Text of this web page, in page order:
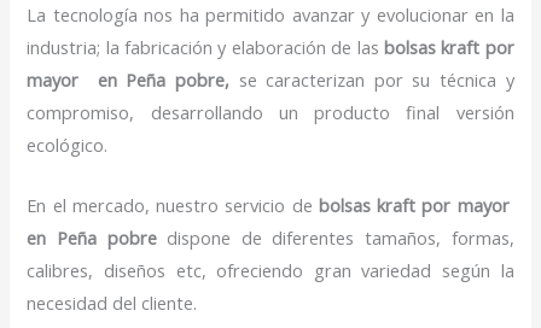
La tecnología nos ha permitido avanzar y evolucionar en la
industria; la fabricación y elaboración de las bolsas kraft por
mayor en Peña pobre, se caracterizan por su técnica y
compromiso, desarrollando un producto final versión
ecológico.
En el mercado, nuestro servicio de bolsas kraft por mayor
en Peña pobre dispone de diferentes tamaños, formas,
calibres, diseños etc, ofreciendo gran variedad según la
necesidad del cliente.